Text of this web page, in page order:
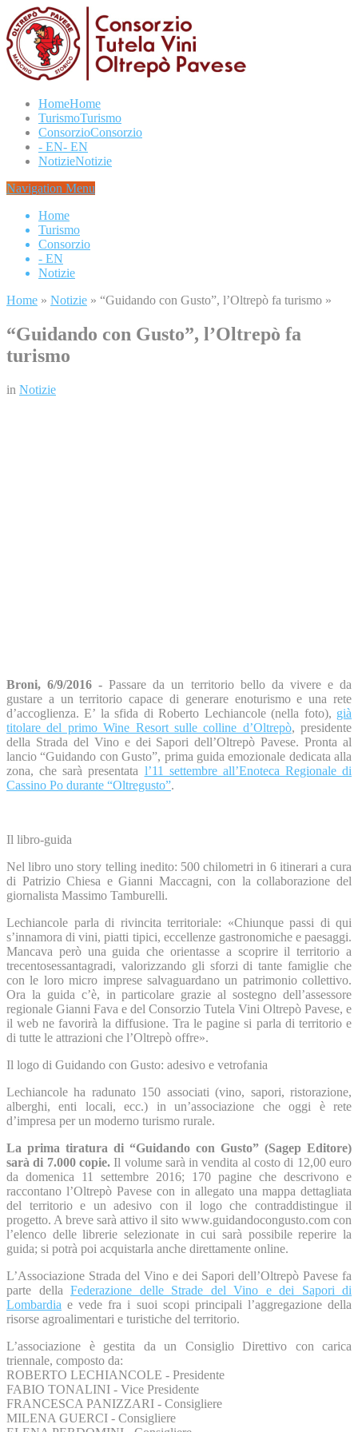
HomeHome
TurismoTurismo
ConsorzioConsorzio
- EN- EN
NotizieNotizie
Navigation Menu
Home
Turismo
Consorzio
- EN
Notizie
Home » Notizie » “Guidando con Gusto”, l’Oltrepò fa turismo »
“Guidando con Gusto”, l’Oltrepò fa
turismo
in Notizie
Broni, 6/9/2016 - Passare da un territorio bello da vivere e da
gustare a un territorio capace di generare enoturismo e una rete
d’accoglienza. E’ la sfida di Roberto Lechiancole (nella foto), già
titolare del primo Wine Resort sulle colline d’Oltrepò, presidente
della Strada del Vino e dei Sapori dell’Oltrepò Pavese. Pronta al
lancio “Guidando con Gusto”, prima guida emozionale dedicata alla
zona, che sarà presentata l’11 settembre all’Enoteca Regionale di
Cassino Po durante “Oltregusto”.
Il libro-guida
Nel libro uno story telling inedito: 500 chilometri in 6 itinerari a cura
di Patrizio Chiesa e Gianni Maccagni, con la collaborazione del
giornalista Massimo Tamburelli.
Lechiancole parla di rivincita territoriale: «Chiunque passi di qui
s’innamora di vini, piatti tipici, eccellenze gastronomiche e paesaggi.
Mancava però una guida che orientasse a scoprire il territorio a
trecentosessantagradi, valorizzando gli sforzi di tante famiglie che
con le loro micro imprese salvaguardano un patrimonio collettivo.
Ora la guida c’è, in particolare grazie al sostegno dell’assessore
regionale Gianni Fava e del Consorzio Tutela Vini Oltrepò Pavese, e
il web ne favorirà la diffusione. Tra le pagine si parla di territorio e
di tutte le attrazioni che l’Oltrepò offre».
Il logo di Guidando con Gusto: adesivo e vetrofania
Lechiancole ha radunato 150 associati (vino, sapori, ristorazione,
alberghi, enti locali, ecc.) in un’associazione che oggi è rete
d’impresa per un moderno turismo rurale.
La prima tiratura di “Guidando con Gusto” (Sagep Editore)
sarà di 7.000 copie. Il volume sarà in vendita al costo di 12,00 euro
da domenica 11 settembre 2016; 170 pagine che descrivono e
raccontano l’Oltrepò Pavese con in allegato una mappa dettagliata
del territorio e un adesivo con il logo che contraddistingue il
progetto. A breve sarà attivo il sito www.guidandocongusto.com con
l’elenco delle librerie selezionate in cui sarà possibile reperire la
guida; si potrà poi acquistarla anche direttamente online.
L’Associazione Strada del Vino e dei Sapori dell’Oltrepò Pavese fa
parte della Federazione delle Strade del Vino e dei Sapori di
Lombardia e vede fra i suoi scopi principali l’aggregazione della
risorse agroalimentari e turistiche del territorio.
L’associazione è gestita da un Consiglio Direttivo con carica
triennale, composto da:
ROBERTO LECHIANCOLE - Presidente
FABIO TONALINI - Vice Presidente
FRANCESCA PANIZZARI - Consigliere
MILENA GUERCI - Consigliere